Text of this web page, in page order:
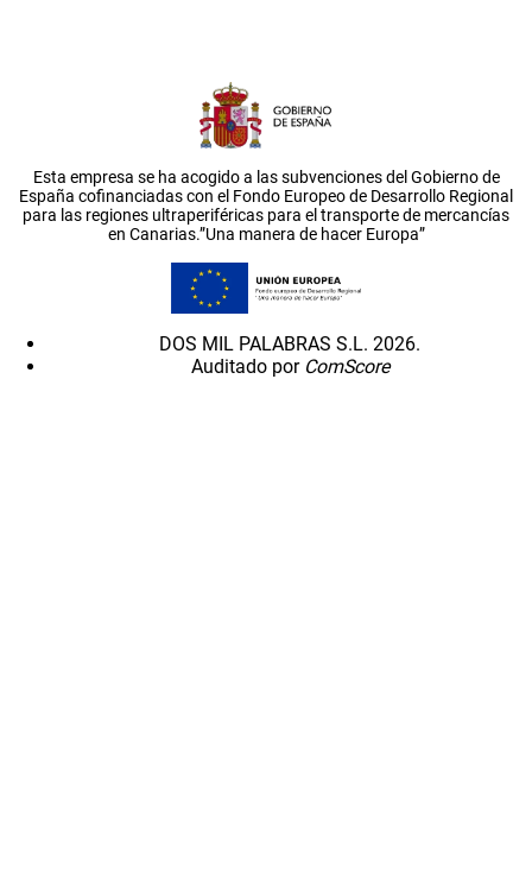
Esta empresa se ha acogido a las subvenciones del Gobierno de
España cofinanciadas con el Fondo Europeo de Desarrollo Regional
para las regiones ultraperiféricas para el transporte de mercancías
en Canarias.”Una manera de hacer Europa”
DOS MIL PALABRAS S.L. 2026.
Auditado por ComScore